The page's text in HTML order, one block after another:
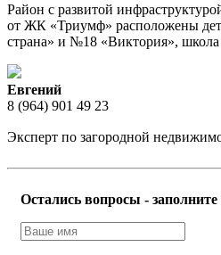
Район с развитой
от ЖК «Триумф» расположены
страна» и №18 «Виктория»,
Евгений
8 (964) 901 49 23
Эксперт по загородной
Остались вопросы -